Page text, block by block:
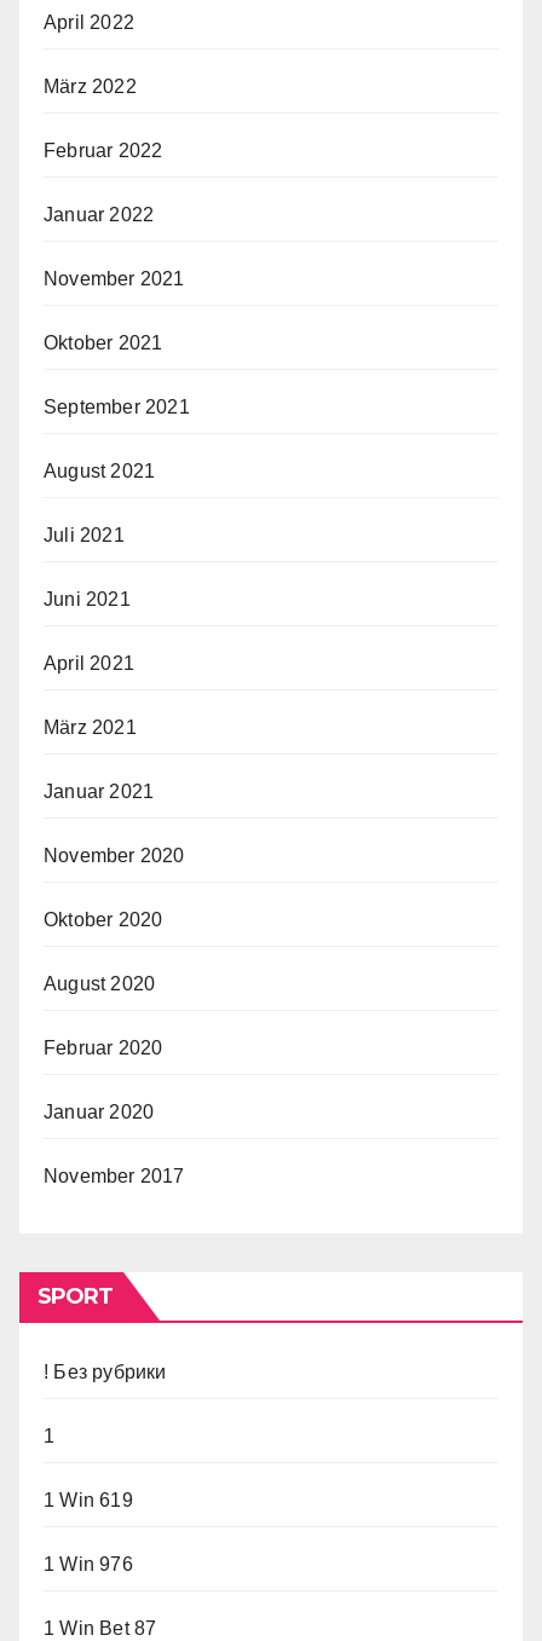
April 2022
März 2022
Februar 2022
Januar 2022
November 2021
Oktober 2021
September 2021
August 2021
Juli 2021
Juni 2021
April 2021
März 2021
Januar 2021
November 2020
Oktober 2020
August 2020
Februar 2020
Januar 2020
November 2017
SPORT
! Без рубрики
1
1 Win 619
1 Win 976
1 Win Bet 87